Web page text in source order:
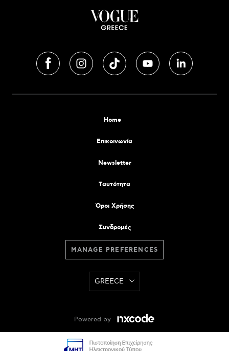
Home
Επικοινωνία
Newsletter
Tαυτότητα
Όροι Χρήσης
Συνδρομές
MANAGE PREFERENCES
GREECE
Powered by